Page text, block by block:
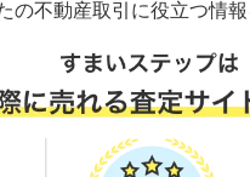
の不動産取引に役立つ情報